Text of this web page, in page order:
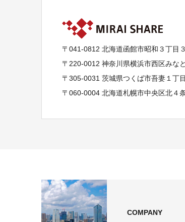
〒041-0812 北海道函館市昭和３丁目
〒220-0012 神奈川県横浜市西区みな
〒305-0031 茨城県つくば市吾妻１丁
〒060-0004 北海道札幌市中央区北４
COMPANY